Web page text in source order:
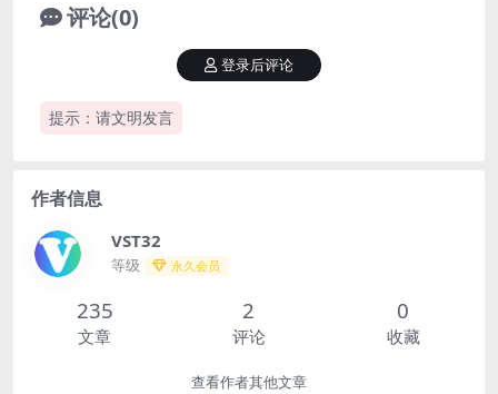
评论(0)
提示：请文明发言
登录后评论
作者信息
VST32
等级 永久会员
235
文章
2
评论
0
收藏
查看作者其他文章